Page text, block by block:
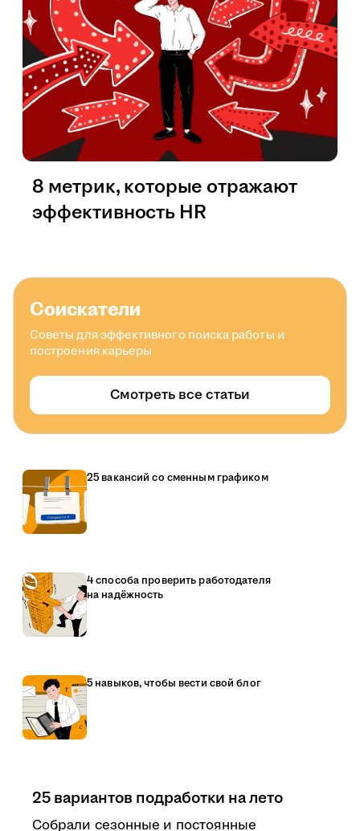
8 метрик, которые отражают
эффективность HR
Соискатели
Советы для эффективного поиска работы и
построения карьеры
Смотреть все статьи
25 вакансий со сменным графиком
4 способа проверить работодателя
на надёжность
5 навыков, чтобы вести свой блог
25 вариантов подработки на лето
Собрали сезонные и постоянные